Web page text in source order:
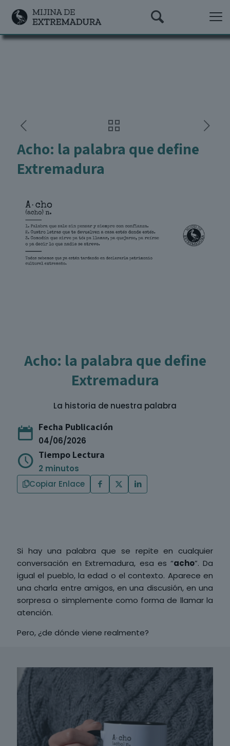
Acho: la palabra que define
Extremadura
Acho: la palabra que define
Extremadura
La historia de nuestra palabra
Fecha Publicación
04/06/2026
Tiempo Lectura
2 minutos
Copiar Enlace
Si hay una palabra que se repite en cualquier
conversación en Extremadura, esa es “acho”. Da
igual el pueblo, la edad o el contexto. Aparece en
una charla entre amigos, en una discusión, en una
sorpresa o simplemente como forma de llamar la
atención.
Pero, ¿de dónde viene realmente?